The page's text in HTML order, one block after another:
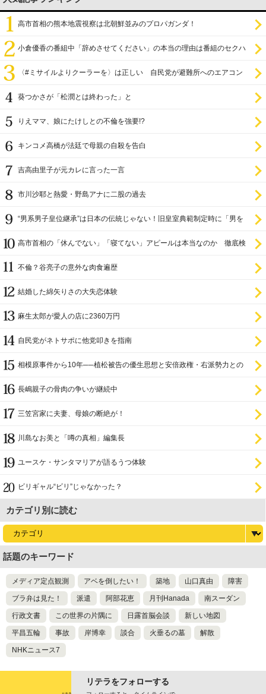
高市首相の熊本地震視察は北朝鮮並みのプロパガンダ！
小倉優香の番組中「辞めさせてください」の本当の理由は番組のセクハ
〈#ミサイルよりクーラーを〉は正しい 自民党が避難所へのエアコン
葵つかさが「松潤とは終わった」と
りえママ、娘にたけしとの不倫を強要!?
キンコメ高橋が法廷で母親の自殺を告白
吉高由里子が元カレに言った一言
市川沙耶と熱愛・野島アナに二股の過去
“男系男子皇位継承”は日本の伝統じゃない！旧皇室典範制定時に「男を
高市首相の「休んでない」「寝てない」アピールは本当なのか 徹底検
不倫？谷亮子の意外な肉食遍歴
結婚した綿矢りさの大失恋体験
麻生太郎が愛人の店に2360万円
自民党がネトサポに他党叩きを指南
相模原事件から10年──植松被告の優生思想と安倍政権・右派勢力との
長嶋親子の骨肉の争いが継続中
三笠宮家に夫妻、母娘の断絶が！
川島なお美と「噂の真相」編集長
ユースケ・サンタマリアが語るうつ体験
ビリギャル“ビリ”じゃなかった？
カテゴリ別に読む
話題のキーワード
メディア定点観測 アベを倒したい！ 築地 山口真由 障害
ブラ弁は見た！ 派遣 阿部花恵 月刊Hanada 南スーダン
行政文書 この世界の片隅に 日露首脳会談 新しい地図
平昌五輪 事故 岸博幸 談合 火垂るの墓 解散
NHKニュース7
リテラをフォローする